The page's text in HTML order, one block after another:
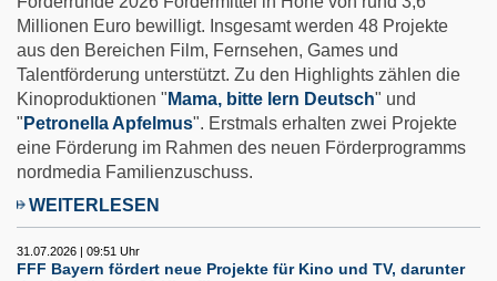
Millionen Euro bewilligt. Insgesamt werden 48 Projekte
aus den Bereichen Film, Fernsehen, Games und
Talentförderung unterstützt. Zu den Highlights zählen die
Kinoproduktionen " Mama, bitte lern Deutsch" und
" Petronella Apfelmus". Erstmals erhalten zwei Projekte
eine Förderung im Rahmen des neuen Förderprogramms
nordmedia Familienzuschuss.
WEITERLESEN
31.07.2026 | 09:51 Uhr
FFF Bayern fördert neue Projekte für Kino und TV, darunter